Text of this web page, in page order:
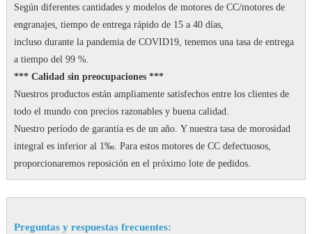
Según diferentes cantidades y modelos de motores de CC/motores de
engranajes, tiempo de entrega rápido de 15 a 40 días,
incluso durante la pandemia de COVID19, tenemos una tasa de entrega
a tiempo del 99 %.
*** Calidad sin preocupaciones ***
Nuestros productos están ampliamente satisfechos entre los clientes de
todo el mundo con precios razonables y buena calidad.
Nuestro período de garantía es de un año. Y nuestra tasa de morosidad
integral es inferior al 1‰. Para estos motores de CC defectuosos,
proporcionaremos reposición en el próximo lote de pedidos.
Preguntas y respuestas frecuentes: